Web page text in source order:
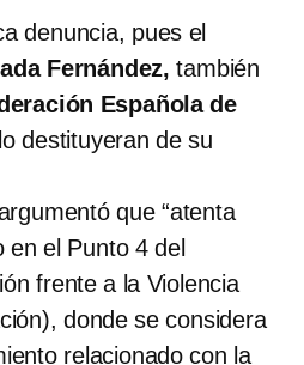
denuncia, pues el
Fernández,también
Española de
destituyeran de su
que “atenta
en el Punto 4 del
frente a la Violencia
donde se considera
relacionado con la